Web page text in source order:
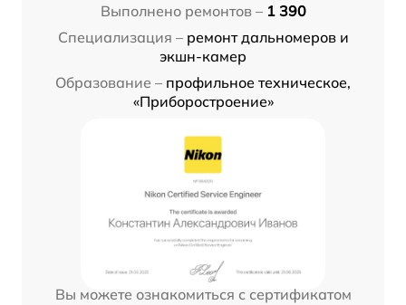
Выполнено ремонтов – 1 390
Специализация – ремонт дальномеров и
экшн-камер
Образование – профильное техническое,
«Приборостроение»
Вы можете ознакомиться с сертификатом